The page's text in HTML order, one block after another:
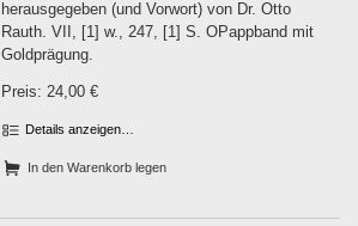
herausgegeben (und Vorwort) von Dr. Otto
Rauth. VII, [1] w., 247, [1] S. OPappband mit
Goldprägung.
Preis: 24,00 €
Details anzeigen…
In den Warenkorb legen